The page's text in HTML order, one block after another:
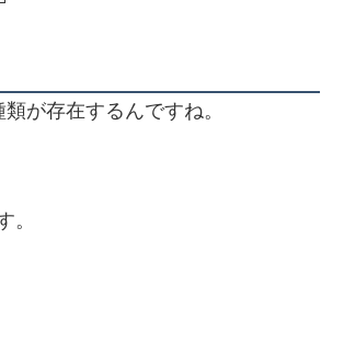
が存在するんですね。
。